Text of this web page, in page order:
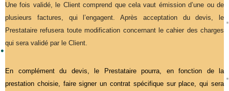
Une fois validé, le Client comprend que cela vaut émission d’une ou de
plusieurs factures, qui l’engagent. Après acceptation du devis, le
Prestataire refusera toute modification concernant le cahier des charges
qui sera validé par le Client.
En complément du devis, le Prestataire pourra, en fonction de la
prestation choisie, faire signer un contrat spécifique sur place, qui sera